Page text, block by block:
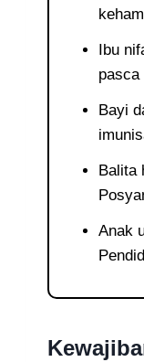
Ibu
pasca
Bayi
Balita
Anak